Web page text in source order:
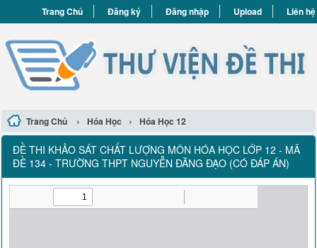
Trang Chủ Đăng ký Đăng nhập Upload Liên hệ
Trang Chủ › Hóa Học › Hóa Học 12
ĐỀ THI KHẢO SÁT CHẤT LƯỢNG MÔN HÓA HỌC LỚP 12 - MÃ
ĐỀ 134 - TRƯỜNG THPT NGUYỄN ĐĂNG ĐẠO (CÓ ĐÁP ÁN)